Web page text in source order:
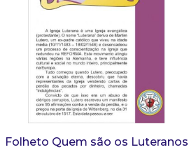
Folheto Quem são os Luteranos